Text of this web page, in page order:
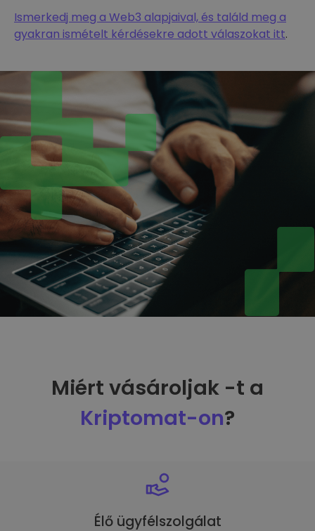
Ismerkedj meg a Web3 alapjaival, és találd meg a
gyakran ismételt kérdésekre adott válaszokat itt.
Miért vásároljak -t a
Kriptomat-on?
Élő ügyfélszolgálat